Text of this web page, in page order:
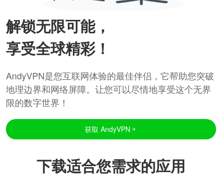
解锁无限可能，
享受全球精彩！
AndyVPN是您互联网体验的最佳伴侣，它帮助您突破
地理边界和网络屏障。让您可以尽情地享受这个无界
限的数字世界！
获取 AndyVPN
下载适合您需求的应用